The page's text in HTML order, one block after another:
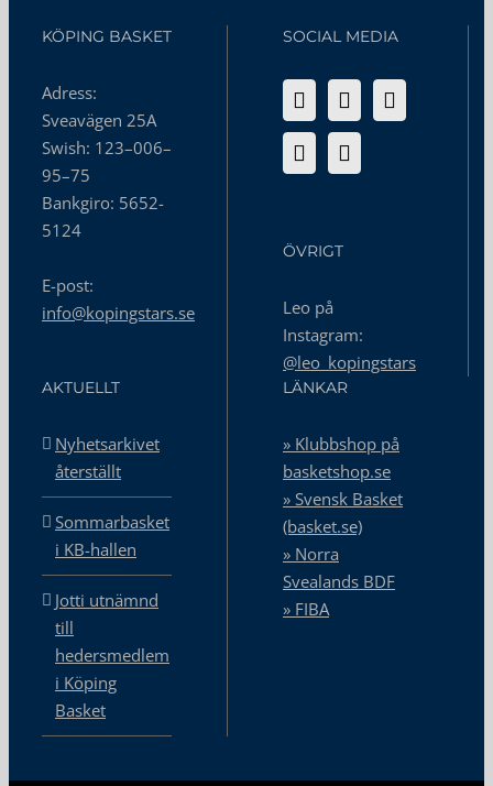
KÖPING BASKET
Adress:
Sveavägen 25A
Swish: 123–006–
95–75
Bankgiro: 5652-
5124
E-post:
info@kopingstars.se
SOCIAL MEDIA
ÖVRIGT
Leo på
Instagram:
@leo_kopingstars
AKTUELLT
Nyhetsarkivet
återställt
Sommarbasket
i KB-hallen
Jotti utnämnd
till
hedersmedlem
i Köping
Basket
LÄNKAR
» Klubbshop på
basketshop.se
» Svensk Basket
(basket.se)
» Norra
Svealands BDF
» FIBA